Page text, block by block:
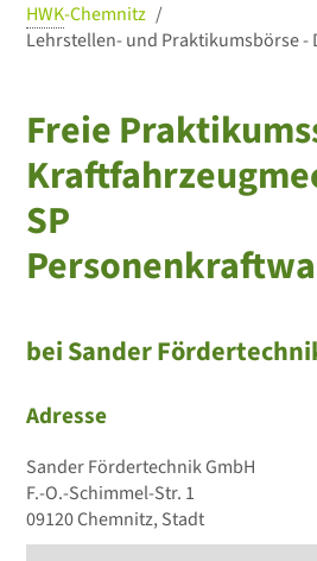
HWK-Chemnitz
Lehrstellen- und Praktikumsbörse -
Freie
SP
bei Sander
Adresse
Sander Fördertechnik GmbH
F.-O.-Schimmel-Str. 1
09120 Chemnitz, Stadt